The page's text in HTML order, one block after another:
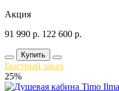
Акция
91 990 р. 122 600 р.
Купить
Быстрый заказ
25%